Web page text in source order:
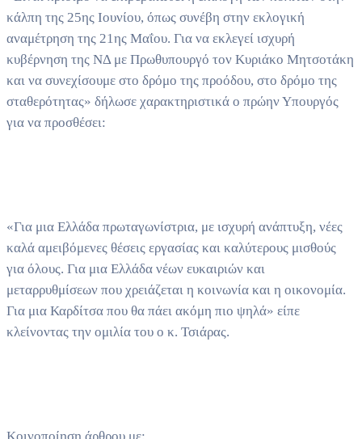
κάλπη της 25ης Ιουνίου, όπως συνέβη στην εκλογική
αναμέτρηση της 21ης Μαΐου. Για να εκλεγεί ισχυρή
κυβέρνηση της ΝΔ με Πρωθυπουργό τον Κυριάκο Μητσοτάκη
και να συνεχίσουμε στο δρόμο της προόδου, στο δρόμο της
σταθερότητας» δήλωσε χαρακτηριστικά ο πρώην Υπουργός
για να προσθέσει:
«Για μια Ελλάδα πρωταγωνίστρια, με ισχυρή ανάπτυξη, νέες
καλά αμειβόμενες θέσεις εργασίας και καλύτερους μισθούς
για όλους. Για μια Ελλάδα νέων ευκαιριών και
μεταρρυθμίσεων που χρειάζεται η κοινωνία και η οικονομία.
Για μια Καρδίτσα που θα πάει ακόμη πιο ψηλά» είπε
κλείνοντας την ομιλία του ο κ. Τσιάρας.
Κοινοποίηση άρθρου με: